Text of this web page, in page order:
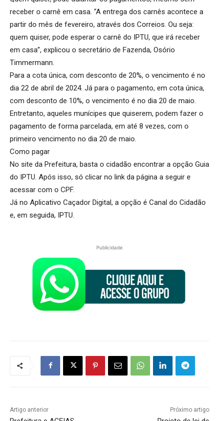
receber o carnê em casa. “A entrega dos carnês acontece a
partir do mês de fevereiro, através dos Correios. Ou seja:
quem quiser, pode esperar o carnê do IPTU, que irá receber
em casa”, explicou o secretário de Fazenda, Osório
Timmermann.
Para a cota única, com desconto de 20%, o vencimento é no
dia 22 de abril de 2024. Já para o pagamento, em cota única,
com desconto de 10%, o vencimento é no dia 20 de maio.
Entretanto, aqueles munícipes que quiserem, podem fazer o
pagamento de forma parcelada, em até 8 vezes, com o
primeiro vencimento no dia 20 de maio.
Como pagar
No site da Prefeitura, basta o cidadão encontrar a opção Guia
do IPTU. Após isso, só clicar no link da página a seguir e
acessar com o CPF.
Já no Aplicativo Caçador Digital, a opção é Canal do Cidadão
e, em seguida, IPTU.
Publicidade
Artigo anterior Próximo artigo